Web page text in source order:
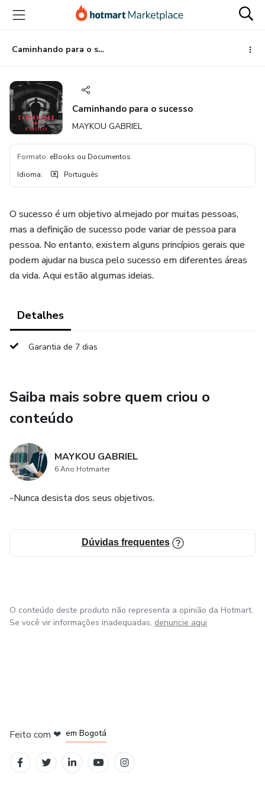
para
conteúdo
principal
para
pagamento
para
rodapé
Caminhando para o sucesso
Caminhando para o sucesso
MAYKOU GABRIEL
Formato: eBooks ou Documentos
Idioma: Português
O sucesso é um objetivo almejado por muitas pessoas,
mas a definição de sucesso pode variar de pessoa para
pessoa. No entanto, existem alguns princípios gerais que
podem ajudar na busca pelo sucesso em diferentes áreas
da vida. Aqui estão algumas ideias.
Detalhes
Garantia de 7 dias
Saiba mais sobre quem criou o
conteúdo
MAYKOU GABRIEL
6 Ano Hotmarter
-Nunca desista dos seus objetivos.
Dúvidas frequentes
O conteúdo deste produto não representa a opinião da Hotmart.
Se você vir informações inadequadas, denuncie aqui
Feito com ❤ em Bogotá